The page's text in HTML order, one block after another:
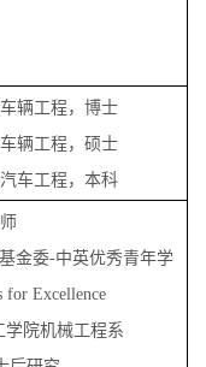
辆工程，博士
辆工程，硕士
车工程，本科
金委-中英优秀青年学
for Excellence
学院机械工程系